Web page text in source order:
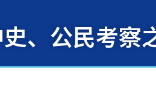
、公民考察